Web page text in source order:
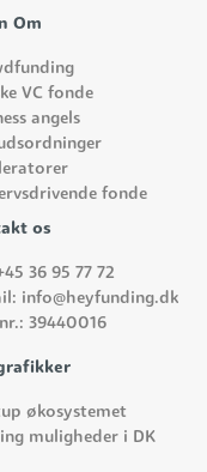
Om
VC fonde
angels
fonde
os
36 95 77 72
info@heyfunding.dk
39440016
økosystemet
muligheder i DK